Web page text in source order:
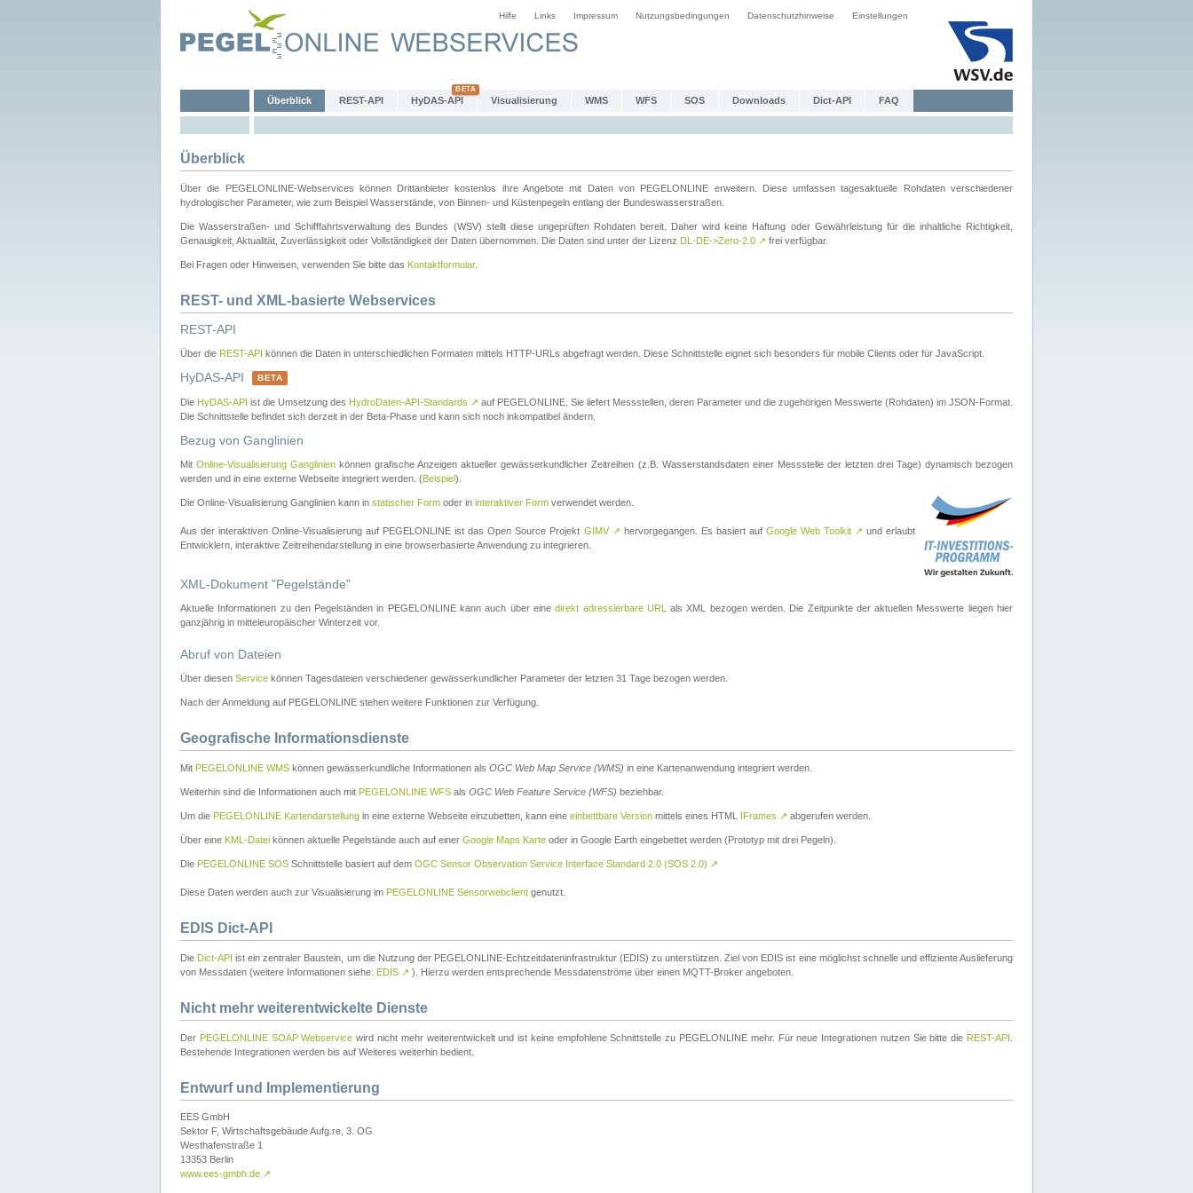
Hilfe Links Impressum Nutzungsbedingungen Datenschutzhinweise Einstellungen
Überblick REST-API HyDAS-API Visualisierung WMS WFS SOS Downloads Dict-API FAQ
Überblick
Über die PEGELONLINE-Webservices können Drittanbieter kostenlos ihre Angebote mit Daten von PEGELONLINE erweitern. Diese umfassen tagesaktuelle Rohdaten verschiedener
hydrologischer Parameter, wie zum Beispiel Wasserstände, von Binnen- und Küstenpegeln entlang der Bundeswasserstraßen.
Die Wasserstraßen- und Schifffahrtsverwaltung des Bundes (WSV) stellt diese ungeprüften Rohdaten bereit. Daher wird keine Haftung oder Gewährleistung für die inhaltliche Richtigkeit,
Genauigkeit, Aktualität, Zuverlässigkeit oder Vollständigkeit der Daten übernommen. Die Daten sind unter der Lizenz DL-DE->Zero-2.0 ↗ frei verfügbar.
Bei Fragen oder Hinweisen, verwenden Sie bitte das Kontaktformular.
REST- und XML-basierte Webservices
REST-API
Über die REST-API können die Daten in unterschiedlichen Formaten mittels HTTP-URLs abgefragt werden. Diese Schnittstelle eignet sich besonders für mobile Clients oder für JavaScript.
HyDAS-API BETA
Die HyDAS-API ist die Umsetzung des HydroDaten-API-Standards ↗ auf PEGELONLINE. Sie liefert Messstellen, deren Parameter und die zugehörigen Messwerte (Rohdaten) im JSON-Format.
Die Schnittstelle befindet sich derzeit in der Beta-Phase und kann sich noch inkompatibel ändern.
Bezug von Ganglinien
MitOnline-Visualisierung Ganglinien können grafische Anzeigen aktueller gewässerkundlicher Zeitreihen (z.B. Wasserstandsdaten einer Messstelle der letzten drei Tage) dynamisch bezogen
werden und in eine externe Webseite integriert werden. (Beispiel).
Die Online-Visualisierung Ganglinien kann in statischer Form oder in interaktiver Form verwendet werden.
Aus der interaktiven Online-Visualisierung auf PEGELONLINE ist das Open Source Projekt GIMV ↗ hervorgegangen. Es basiert auf Google Web Toolkit ↗ und erlaubt
Entwicklern, interaktive Zeitreihendarstellung in eine browserbasierte Anwendung zu integrieren.
XML-Dokument "Pegelstände"
Aktuelle Informationen zu den Pegelständen in PEGELONLINE kann auch über einedirekt adressierbare URL
als XML bezogen werden. Die Zeitpunkte der aktuellen Messwerte liegen hier
ganzjährig in mitteleuropäischer Winterzeit vor.
Abruf von Dateien
Über diesen Service können Tagesdateien verschiedener gewässerkundlicher Parameter der letzten 31 Tage bezogen werden.
Nach der Anmeldung auf PEGELONLINE stehen weitere Funktionen zur Verfügung.
Geografische Informationsdienste
Mit PEGELONLINE WMS können gewässerkundliche Informationen als OGC Web Map Service (WMS) in eine Kartenanwendung integriert werden.
Weiterhin sind die Informationen auch mit PEGELONLINE WFS als OGC Web Feature Service (WFS) beziehbar.
Um die PEGELONLINE Kartendarstellung in eine externe Webseite einzubetten, kann eine einbettbare Version mittels eines HTML IFrames ↗ abgerufen werden.
Über eine KML-Datei können aktuelle Pegelstände auch auf einer Google Maps Karte oder in Google Earth eingebettet werden (Prototyp mit drei Pegeln).
Die PEGELONLINE SOS Schnittstelle basiert auf dem OGC Sensor Observation Service Interface Standard 2.0 (SOS 2.0) ↗
Diese Daten werden auch zur Visualisierung im PEGELONLINE Sensorwebclient genutzt.
EDIS Dict-API
Die Dict-API ist ein zentraler Baustein, um die Nutzung der PEGELONLINE-Echtzeitdateninfrastruktur (EDIS) zu unterstützen. Ziel von EDIS ist eine möglichst schnelle und effiziente Auslieferung
von Messdaten (weitere Informationen siehe: EDIS ↗ ). Hierzu werden entsprechende Messdatenströme über einen MQTT-Broker angeboten.
Nicht mehr weiterentwickelte Dienste
Der PEGELONLINE SOAP Webservice wird nicht mehr weiterentwickelt und ist keine empfohlene Schnittstelle zu PEGELONLINE mehr. Für neue Integrationen nutzen Sie bitte die REST-API
Bestehende Integrationen werden bis auf Weiteres weiterhin bedient.
Entwurf und Implementierung
EES GmbH
Sektor F, Wirtschaftsgebäude Aufg.re, 3. OG
Westhafenstraße 1
13353 Berlin
www.ees-gmbh.de ↗